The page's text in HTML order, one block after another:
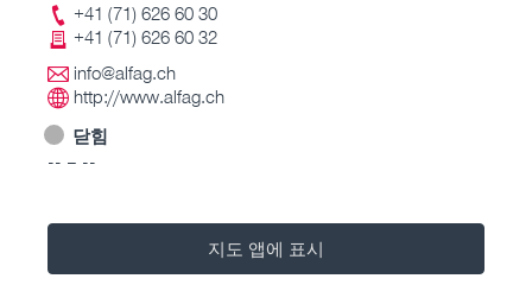
+41 (71) 626 60 30
+41 (71) 626 60 32
info@alfag.ch
http://www.alfag.ch
닫힘
-- – --
지도 앱에 표시